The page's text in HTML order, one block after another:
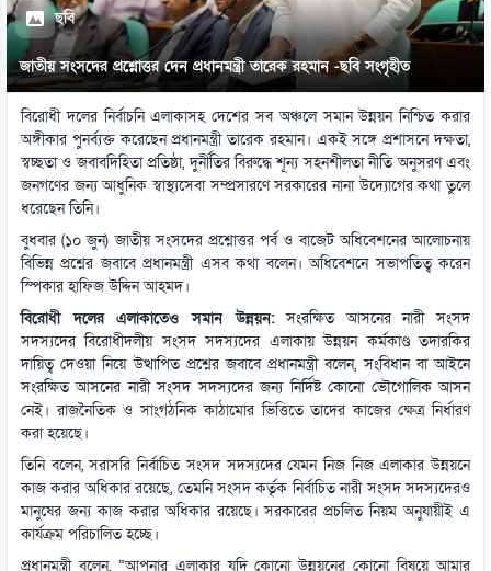
ছবি
জাতীয় সংসদের প্রশ্নোত্তর দেন প্রধানমন্ত্রী তারেক রহমান -ছবি সংগৃহীত
বিরোধী দলের নির্বাচনি এলাকাসহ দেশের সব অঞ্চলে সমান উন্নয়ন নিশ্চিত করার
অঙ্গীকার পুনর্ব্যক্ত করেছেন প্রধানমন্ত্রী তারেক রহমান। একই সঙ্গে প্রশাসনে দক্ষতা,
স্বচ্ছতা ও জবাবদিহিতা প্রতিষ্ঠা, দুর্নীতির বিরুদ্ধে শূন্য সহনশীলতা নীতি অনুসরণ এবং
জনগণের জন্য আধুনিক স্বাস্থ্যসেবা সম্প্রসারণে সরকারের নানা উদ্যোগের কথা তুলে
ধরেছেন তিনি।
বুধবার (১০ জুন) জাতীয় সংসদের প্রশ্নোত্তর পর্ব ও বাজেট অধিবেশনের আলোচনায়
বিভিন্ন প্রশ্নের জবাবে প্রধানমন্ত্রী এসব কথা বলেন। অধিবেশনে সভাপতিত্ব করেন
স্পিকার হাফিজ উদ্দিন আহমদ।
বিরোধী দলের এলাকাতেও সমান উন্নয়ন:সংরক্ষিত আসনের নারী সংসদ
সদস্যদের বিরোধীদলীয় সংসদ সদস্যদের এলাকায় উন্নয়ন কর্মকাণ্ড তদারকির
দায়িত্ব দেওয়া নিয়ে উত্থাপিত প্রশ্নের জবাবে প্রধানমন্ত্রী বলেন, সংবিধান বা আইনে
সংরক্ষিত আসনের নারী সংসদ সদস্যদের জন্য নির্দিষ্ট কোনো ভৌগোলিক আসন
নেই। রাজনৈতিক ও সাংগঠনিক কাঠামোর ভিত্তিতে তাদের কাজের ক্ষেত্র নির্ধারণ
করা হয়েছে।
তিনি বলেন, সরাসরি নির্বাচিত সংসদ সদস্যদের যেমন নিজ নিজ এলাকার উন্নয়নে
কাজ করার অধিকার রয়েছে, তেমনি সংসদ কর্তৃক নির্বাচিত নারী সংসদ সদস্যদেরও
মানুষের জন্য কাজ করার অধিকার রয়েছে। সরকারের প্রচলিত নিয়ম অনুযায়ীই এ
কার্যক্রম পরিচালিত হচ্ছে।
প্রধানমন্ত্রী বলেন, “আপনার এলাকার যদি কোনো উন্নয়নের কোনো বিষয়ে আমার